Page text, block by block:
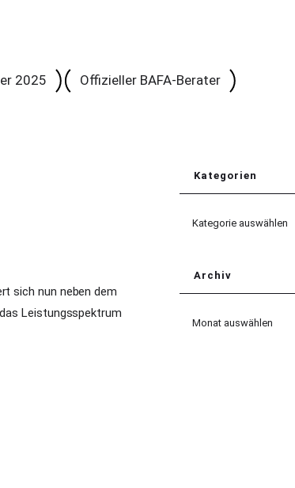
2025 Offizieller BAFA-Berater
sich nun neben dem
Leistungsspektrum
Kategorien
Kategorien
Archiv
Archiv